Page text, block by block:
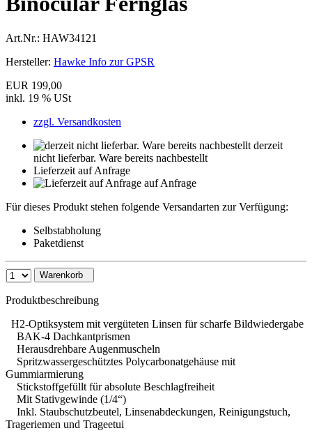
Art.Nr.: HAW34121
Hersteller: Hawke Info zur GPSR
EUR 199,00
inkl. 19 % USt
zzgl. Versandkosten
derzeit
nicht lieferbar. Ware bereits nachbestellt
Lieferzeit auf Anfrage
auf Anfrage
Für dieses Produkt stehen folgende Versandarten zur Verfügung:
Selbstabholung
Paketdienst
Warenkorb
Produktbeschreibung
H2-Optiksystem mit vergüteten Linsen für scharfe Bildwiedergabe
BAK-4 Dachkantprismen
Herausdrehbare Augenmuscheln
Spritzwassergeschütztes Polycarbonatgehäuse mit
Gummiarmierung
Stickstoffgefüllt für absolute Beschlagfreiheit
Mit Stativgewinde (1/4“)
Inkl. Staubschutzbeutel, Linsenabdeckungen, Reinigungstuch,
Trageriemen und Trageetui